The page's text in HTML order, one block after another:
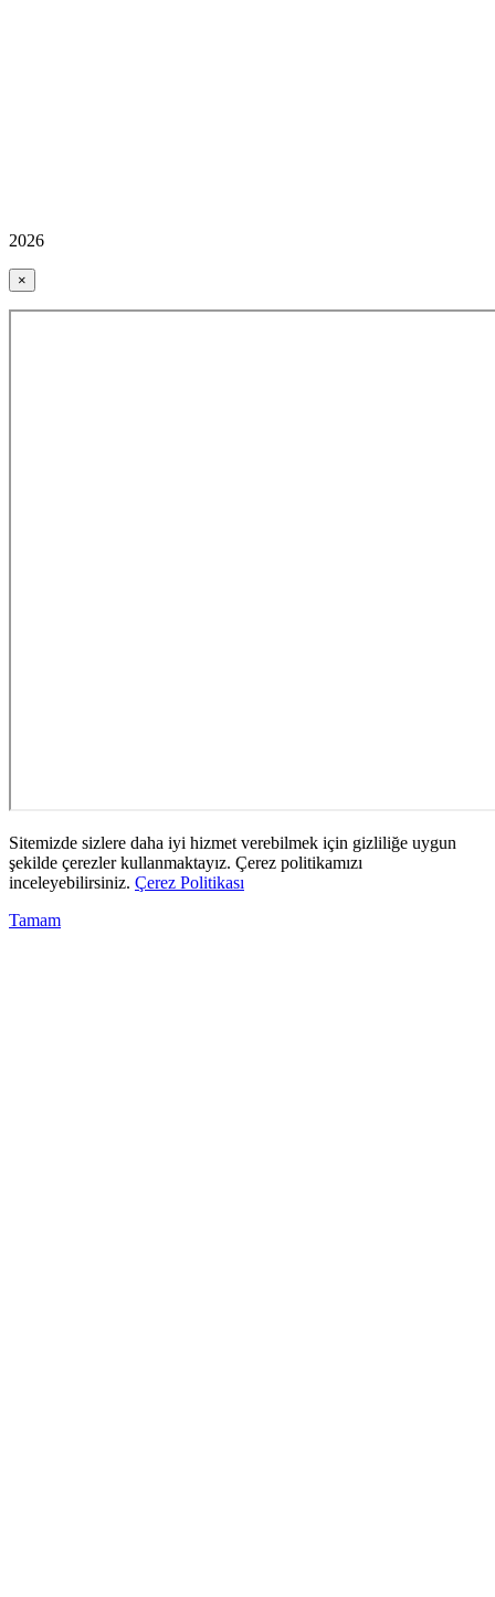
2026
×
Sitemizde sizlere daha iyi hizmet verebilmek için gizliliğe uygun
şekilde çerezler kullanmaktayız. Çerez politikamızı
inceleyebilirsiniz. Çerez Politikası
Tamam